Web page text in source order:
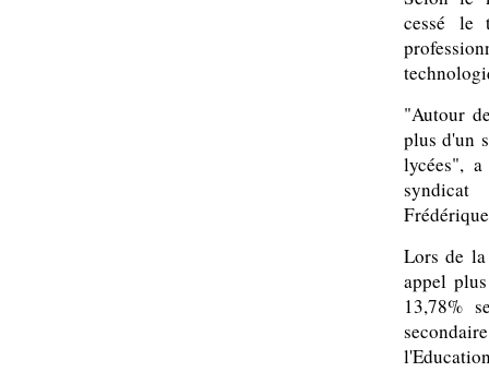
cessé le
"Autour
plus d'un
lycées",
syndicat
Lors de
appel
13,78%